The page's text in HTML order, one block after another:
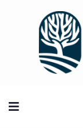
Početna